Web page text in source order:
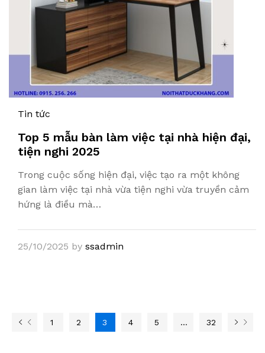
Tin tức
Top 5 mẫu bàn làm việc tại nhà hiện đại,
tiện nghi 2025
Trong cuộc sống hiện đại, việc tạo ra một không
gian làm việc tại nhà vừa tiện nghi vừa truyền cảm
hứng là điều mà…
25/10/2025 by ssadmin
1 2 3 4 5 … 32